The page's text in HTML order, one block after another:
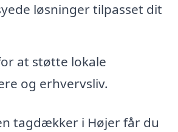
løsninger tilpasset dit
at støtte lokale
og erhvervsliv.
tagdækker i Højer får du